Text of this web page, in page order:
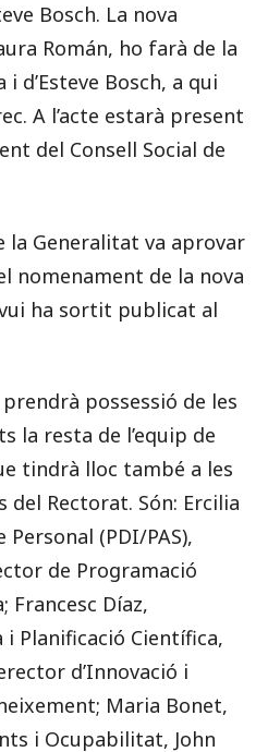
Bosch. La nova
Román, ho farà de la
d’Esteve Bosch, a qui
A l’acte estarà present
del Consell Social de
la Generalitat va aprovar
nomenament de la nova
ha sortit publicat al
possessió de les
la resta de l’equip de
tindrà lloc també a les
del Rectorat. Són: Ercilia
(PDI/PAS),
de Programació
Francesc Díaz,
i Planificació Científica,
d’Innovació i
Maria Bonet,
i Ocupabilitat, John